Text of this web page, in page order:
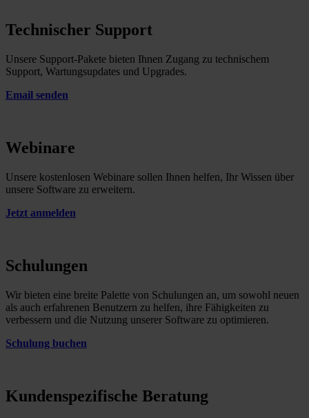
Technischer Support
Unsere Support-Pakete bieten Ihnen Zugang zu technischem
Support, Wartungsupdates und Upgrades.
Email senden
Webinare
Unsere kostenlosen Webinare sollen Ihnen helfen, Ihr Wissen über
unsere Software zu erweitern.
Jetzt anmelden
Schulungen
Wir bieten eine breite Palette von Schulungen an, um sowohl neuen
als auch erfahrenen Benutzern zu helfen, ihre Fähigkeiten zu
verbessern und die Nutzung unserer Software zu optimieren.
Schulung buchen
Kundenspezifische Beratung